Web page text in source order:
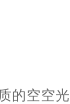
的空空